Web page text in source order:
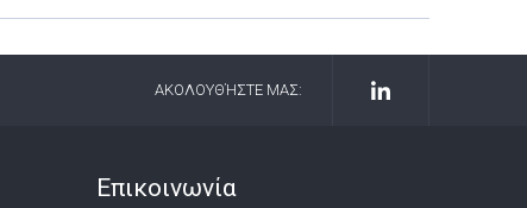
ΑΚΟΛΟΥΘΉΣΤΕ ΜΑΣ:
Επικοινωνία